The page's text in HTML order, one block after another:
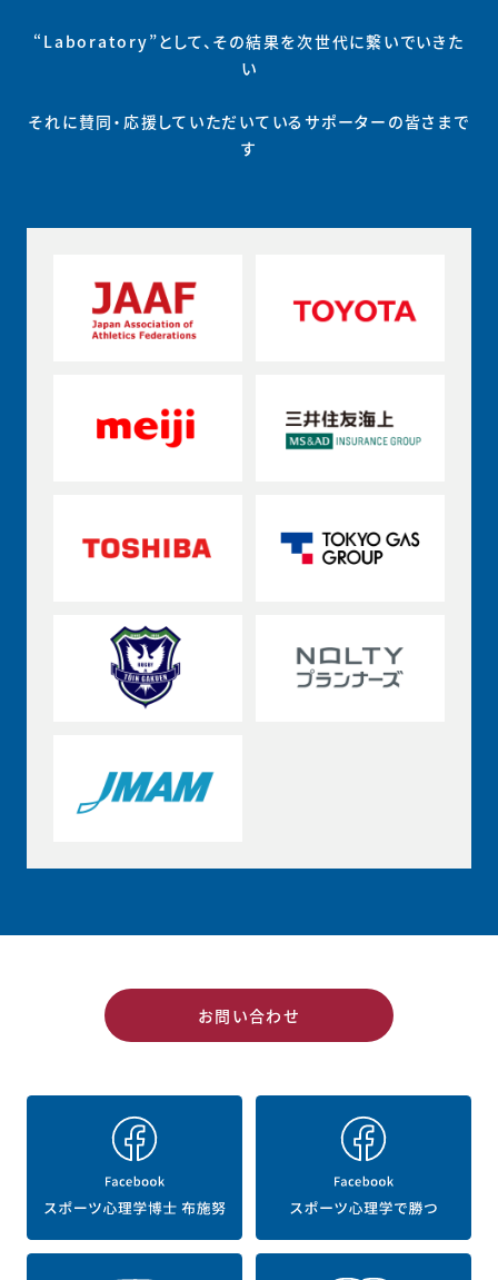
“Laboratory”として、その結果を次世代に繋いでいきた
い
それに賛同・応援していただいているサポーターの皆さまで
す
お問い合わせ